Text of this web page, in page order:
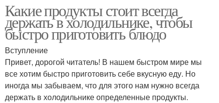
Какие продукты стоит всегда
держать в холодильнике, чтобы
быстро приготовить блюдо
Вступление
Привет, дорогой читатель! В нашем быстром мире мы
все хотим быстро приготовить себе вкусную еду. Но
иногда мы забываем, что для этого нам нужно всегда
держать в холодильнике определенные продукты.